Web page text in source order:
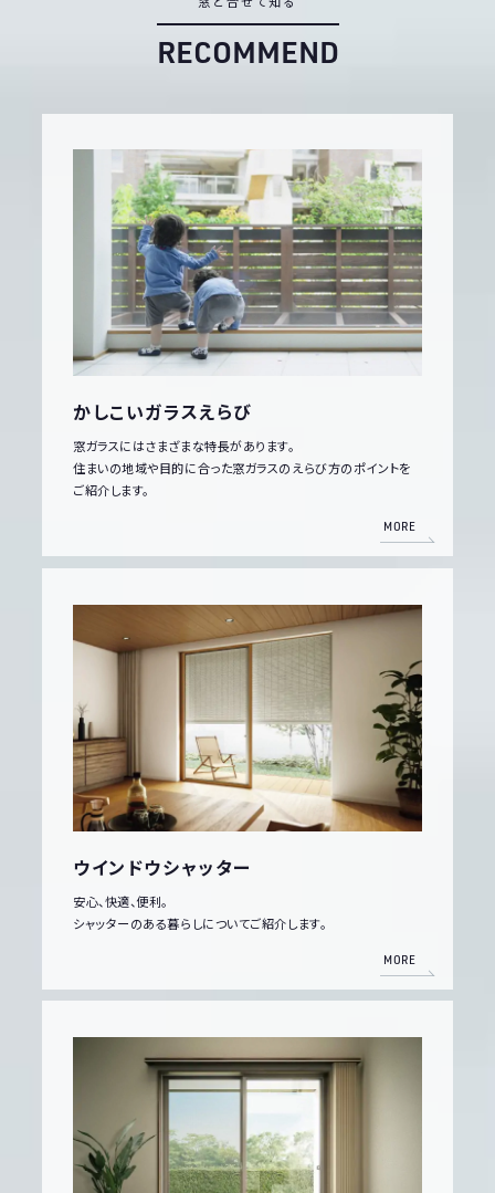
RECOMMEND
かしこいガラスえらび
窓ガラスにはさまざまな特長があります。
住まいの地域や目的に合った窓ガラスのえらび方のポイントを
ご紹介します。
MORE
ウインドウシャッター
安心、快適、便利。
シャッターのある暮らしについてご紹介します。
MORE